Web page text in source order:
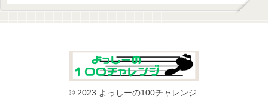
© 2023 よっしーの100チャレンジ.